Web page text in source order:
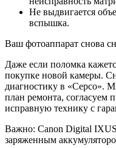
Не выдвигается
вспышка.
Ваш фотоаппарат снова
Даже если поломка
покупке новой камеры.
диагностику в «Серсо».
план ремонта, согласуем
исправную технику с
Важно: Canon Digital IXUS
заряженным